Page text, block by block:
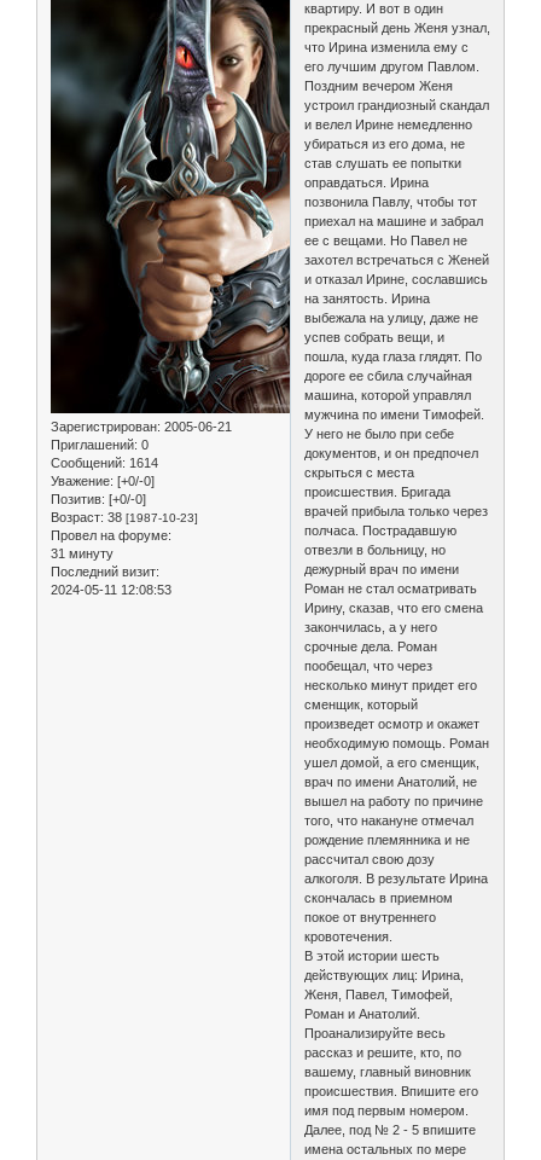
Зарегистрирован: 2005-06-21
Приглашений: 0
Сообщений: 1614
Уважение: [+0/-0]
Позитив: [+0/-0]
Возраст: 38 [1987-10-23]
Провел на форуме:
31 минуту
Последний визит:
2024-05-11 12:08:53
квартиру. И вот в один
прекрасный день Женя узнал,
что Ирина изменила ему с
его лучшим другом Павлом.
Поздним вечером Женя
устроил грандиозный скандал
и велел Ирине немедленно
убираться из его дома, не
став слушать ее попытки
оправдаться. Ирина
позвонила Павлу, чтобы тот
приехал на машине и забрал
ее с вещами. Но Павел не
захотел встречаться с Женей
и отказал Ирине, сославшись
на занятость. Ирина
выбежала на улицу, даже не
успев собрать вещи, и
пошла, куда глаза глядят. По
дороге ее сбила случайная
машина, которой управлял
мужчина по имени Тимофей.
У него не было при себе
документов, и он предпочел
скрыться с места
происшествия. Бригада
врачей прибыла только через
полчаса. Пострадавшую
отвезли в больницу, но
дежурный врач по имени
Роман не стал осматривать
Ирину, сказав, что его смена
закончилась, а у него
срочные дела. Роман
пообещал, что через
несколько минут придет его
сменщик, который
произведет осмотр и окажет
необходимую помощь. Роман
ушел домой, а его сменщик,
врач по имени Анатолий, не
вышел на работу по причине
того, что накануне отмечал
рождение племянника и не
рассчитал свою дозу
алкоголя. В результате Ирина
скончалась в приемном
покое от внутреннего
кровотечения.
В этой истории шесть
действующих лиц: Ирина,
Женя, Павел, Тимофей,
Роман и Анатолий.
Проанализируйте весь
рассказ и решите, кто, по
вашему, главный виновник
происшествия. Впишите его
имя под первым номером.
Далее, под № 2 - 5 впишите
имена остальных по мере